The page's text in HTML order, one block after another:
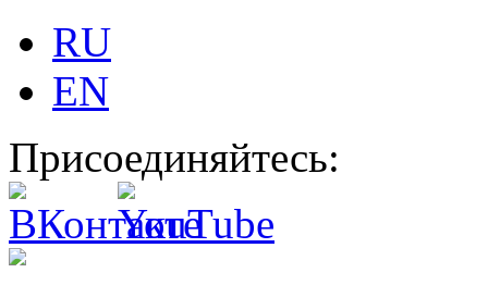
RU
EN
Присоединяйтесь: